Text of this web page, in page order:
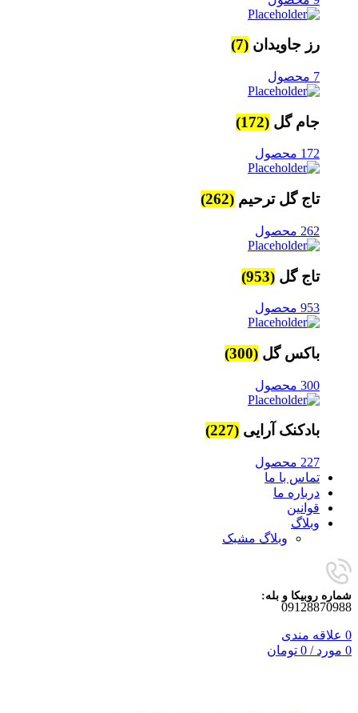
رز جاویدان (7)
7 محصول
جام گل (172)
172 محصول
تاج گل ترحیم (262)
262 محصول
تاج گل (953)
953 محصول
باکس گل (300)
300 محصول
بادکنک آرایی (227)
227 محصول
تماس با ما
درباره ما
قوانین
وبلاگ
وبلاگ مشبک
شماره روبیکا و بله:
09128870988
0 علاقه مندی
0 مورد /
0 تومان